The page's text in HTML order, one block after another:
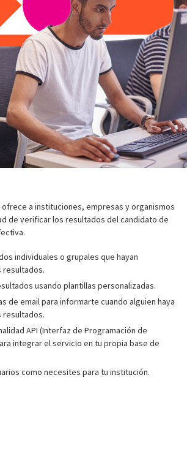
a instituciones, empresas y organismos
de verificar los resultados del candidato de
individuales o grupales que hayan
resultados.
usando plantillas personalizadas.
de email para informarte cuando alguien haya
resultados.
API (Interfaz de Programación de
integrar el servicio en tu propia base de
como necesites para tu institución.